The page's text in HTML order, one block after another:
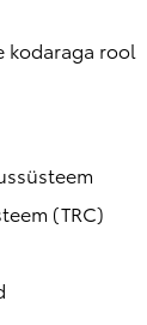
kodaraga rool
(TRC)